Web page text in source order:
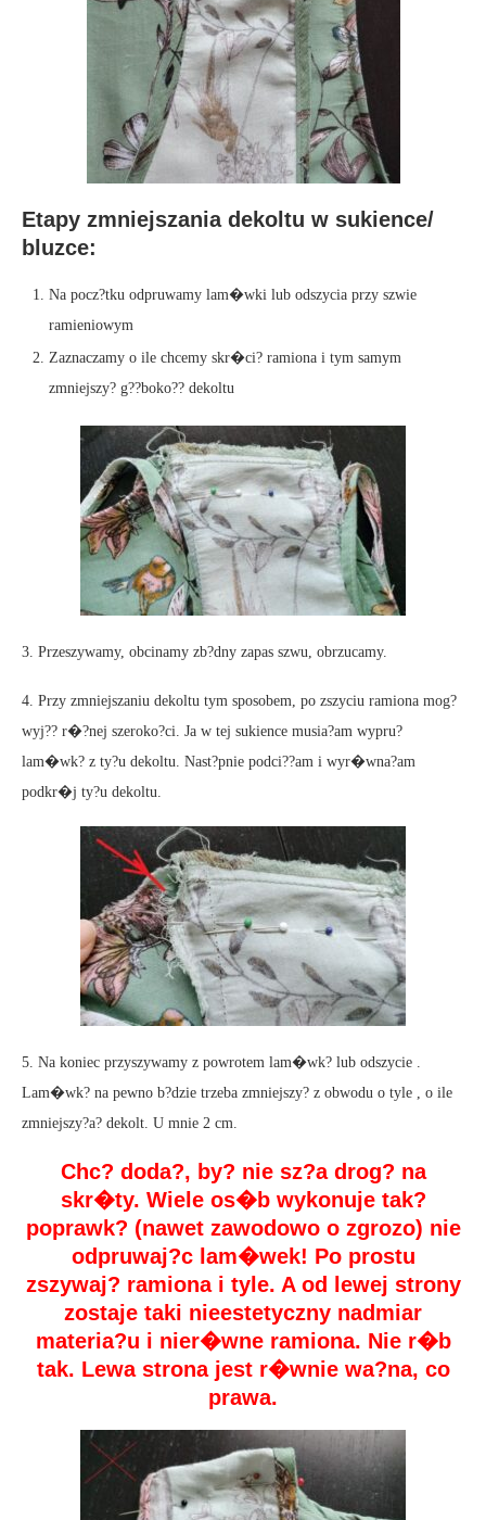
Etapy zmniejszania dekoltu w sukience/
bluzce:
Na pocz?tku odpruwamy lam�wki lub odszycia przy szwie
ramieniowym
Zaznaczamy o ile chcemy skr�ci? ramiona i tym samym
zmniejszy? g??boko?? dekoltu
3. Przeszywamy, obcinamy zb?dny zapas szwu, obrzucamy.
4. Przy zmniejszaniu dekoltu tym sposobem, po zszyciu ramiona mog?
wyj?? r�?nej szeroko?ci. Ja w tej sukience musia?am wypru?
lam�wk? z ty?u dekoltu. Nast?pnie podci??am i wyr�wna?am
podkr�j ty?u dekoltu.
5. Na koniec przyszywamy z powrotem lam�wk? lub odszycie .
Lam�wk? na pewno b?dzie trzeba zmniejszy? z obwodu o tyle , o ile
zmniejszy?a? dekolt. U mnie 2 cm.
Chc? doda?, by? nie sz?a drog? na
skr�ty. Wiele os�b wykonuje tak?
poprawk? (nawet zawodowo o zgrozo) nie
odpruwaj?c lam�wek! Po prostu
zszywaj? ramiona i tyle. A od lewej strony
zostaje taki nieestetyczny nadmiar
materia?u i nier�wne ramiona. Nie r�b
tak. Lewa strona jest r�wnie wa?na, co
prawa.